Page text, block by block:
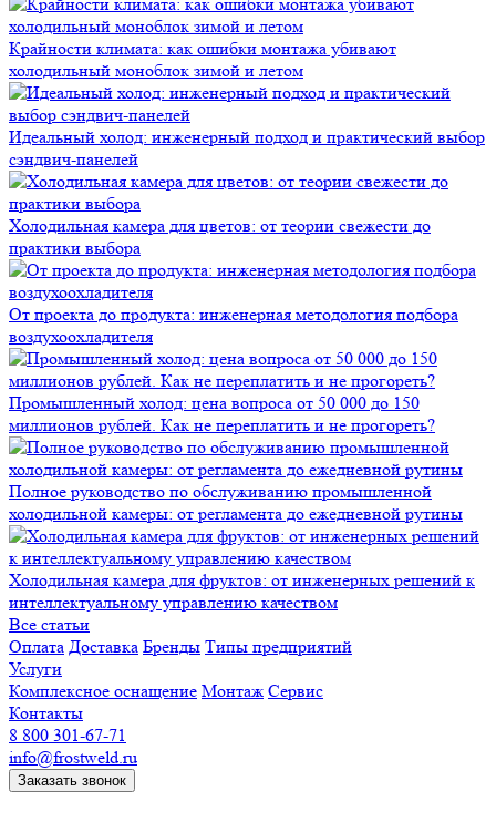
Крайности климата: как ошибки монтажа убивают
холодильный моноблок зимой и летом
Идеальный холод: инженерный подход и практический выбор
сэндвич-панелей
Холодильная камера для цветов: от теории свежести до
практики выбора
От проекта до продукта: инженерная методология подбора
воздухоохладителя
Промышленный холод: цена вопроса от 50 000 до 150
миллионов рублей. Как не переплатить и не прогореть?
Полное руководство по обслуживанию промышленной
холодильной камеры: от регламента до ежедневной рутины
Холодильная камера для фруктов: от инженерных решений к
интеллектуальному управлению качеством
Все статьи
Оплата Доставка Бренды Типы предприятий
Услуги
Комплексное оснащение Монтаж Сервис
Контакты
8 800 301-67-71
info@frostweld.ru
Заказать звонок